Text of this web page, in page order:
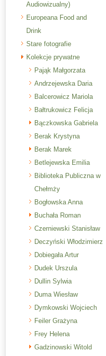
Audiowizualny)
Europeana Food and
Drink
Stare fotografie
Kolekcje prywatne
Pająk Małgorzata
Andrzejewska Daria
Balcerowicz Mariola
Bałtrukowicz Felicja
Bączkowska Gabriela
Berak Krystyna
Berak Marek
Betlejewska Emilia
Biblioteka Publiczna w
Chełmży
Bogłowska Anna
Buchała Roman
Czerniewski Stanisław
Deczyński Włodzimierz
Dobiegała Artur
Dudek Urszula
Dullin Sylwia
Duma Wiesław
Dymkowski Wojciech
Feiler Grażyna
Frey Helena
Gadzinowski Witold